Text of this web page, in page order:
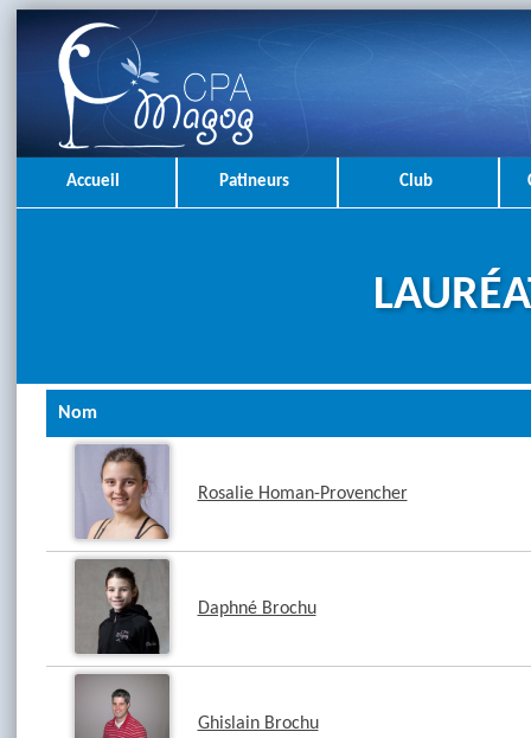
Accueil Patineurs Club
Nom
Rosalie Homan-Provencher
Daphné Brochu
Ghislain Brochu